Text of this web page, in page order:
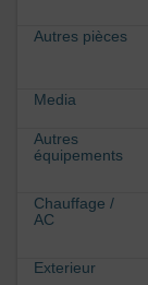
Autres pièces
Media
Autres
équipements
Chauffage /
AC
Exterieur